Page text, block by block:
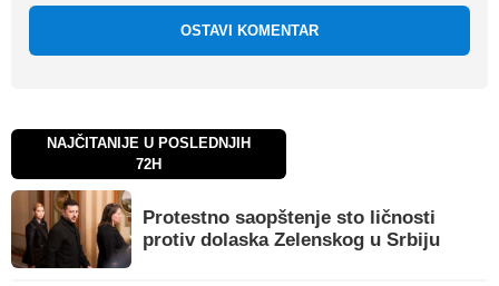
OSTAVI KOMENTAR
NAJČITANIJE U POSLEDNJIH
72H
Protestno saopštenje sto ličnosti
protiv dolaska Zelenskog u Srbiju